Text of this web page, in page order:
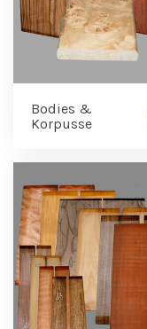
Bodies &
Korpusse